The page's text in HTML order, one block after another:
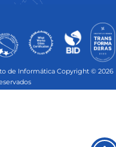
de Informática Copyright © 2026